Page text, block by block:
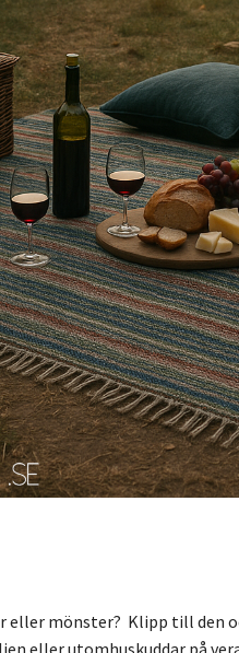
eller mönster? Klipp till den
eller utomhuskuddar på